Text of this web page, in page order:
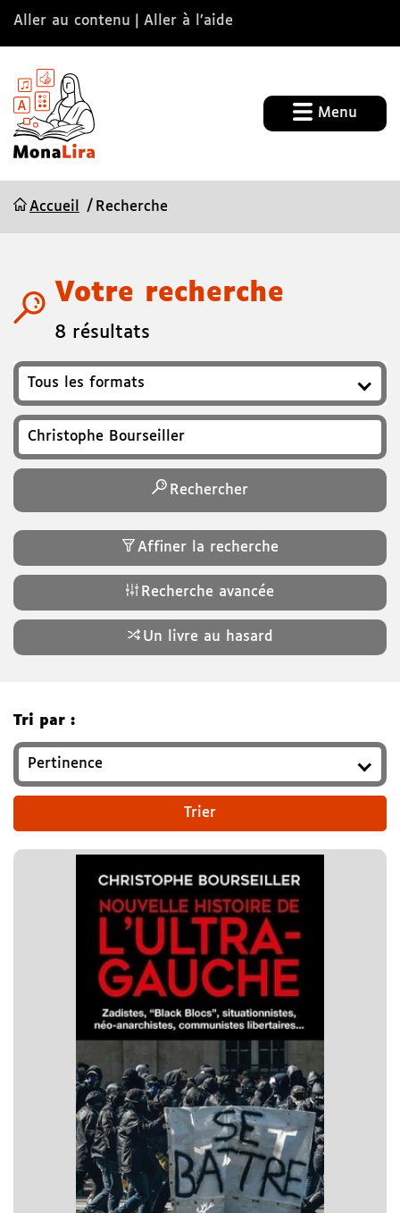
Aller au contenu Aller à l’aide
Menu
Accueil Recherche
Votre recherche
8 résultats
Format
Recherchez un titre, auteur, ISBN, genre…
Rechercher
Affiner la recherche
Recherche avancée
Un livre au hasard
Tri par :